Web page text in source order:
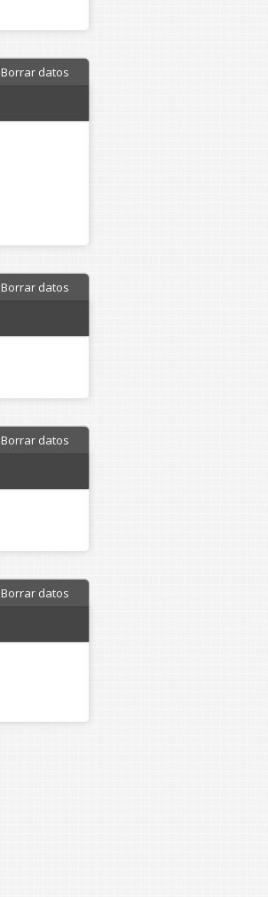
Borrar datos
Borrar datos
Borrar datos
Borrar datos